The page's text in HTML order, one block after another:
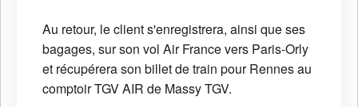
Au retour, le client s'enregistrera, ainsi que ses
bagages, sur son vol Air France vers Paris-Orly
et récupérera son billet de train pour Rennes au
comptoir TGV AIR de Massy TGV.